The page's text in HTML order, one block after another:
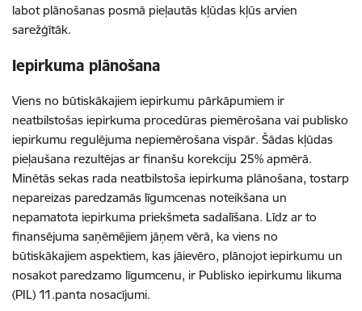
labot plānošanas posmā pieļautās kļūdas kļūs arvien
sarežģītāk.
Iepirkuma plānošana
Viens no būtiskākajiem iepirkumu pārkāpumiem ir
neatbilstošas iepirkuma procedūras piemērošana vai publisko
iepirkumu regulējuma nepiemērošana vispār. Šādas kļūdas
pieļaušana rezultējas ar finanšu korekciju 25% apmērā.
Minētās sekas rada neatbilstoša iepirkuma plānošana, tostarp
nepareizas paredzamās līgumcenas noteikšana un
nepamatota iepirkuma priekšmeta sadalīšana. Līdz ar to
finansējuma saņēmējiem jāņem vērā, ka viens no
būtiskākajiem aspektiem, kas jāievēro, plānojot iepirkumu un
nosakot paredzamo līgumcenu, ir Publisko iepirkumu likuma
(PIL) 11.panta nosacījumi.